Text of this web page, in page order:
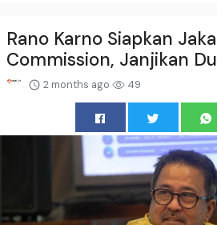
Rano Karno Siapkan
Commission, Janjikan
2 months ago 49